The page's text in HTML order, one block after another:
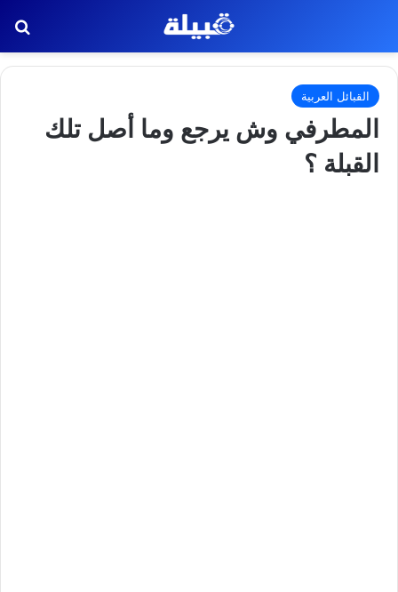
القبائل العربية
المطرفي وش يرجع وما أصل تلك
القبلة ؟